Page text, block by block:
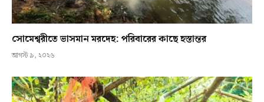
সোমেশ্বরীতে ভাসমান মরদেহ: পরিবারের কাছে হস্তান্তর
আগস্ট ৯, ২০২৬